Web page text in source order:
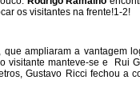
os visitantes na frente!1-2!
ampliaram a vantagem
visitante manteve-se e
Rui
Gustavo Ricci fechou a